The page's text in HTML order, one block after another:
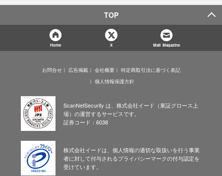
TOP
Home X Mail Magazine
お問合せ 広告掲載 会社概要
特定商取引法に基づく表記
個人情報保護方針
ScanNetSecurity は、株式会社イード（東証グロース上
場）の運営するサービスです。
証券コード：6038
株式会社イードは、個人情報の適切な取扱いを行う事業
者に対して付与されるプライバシーマークの付与認定を
受けています。